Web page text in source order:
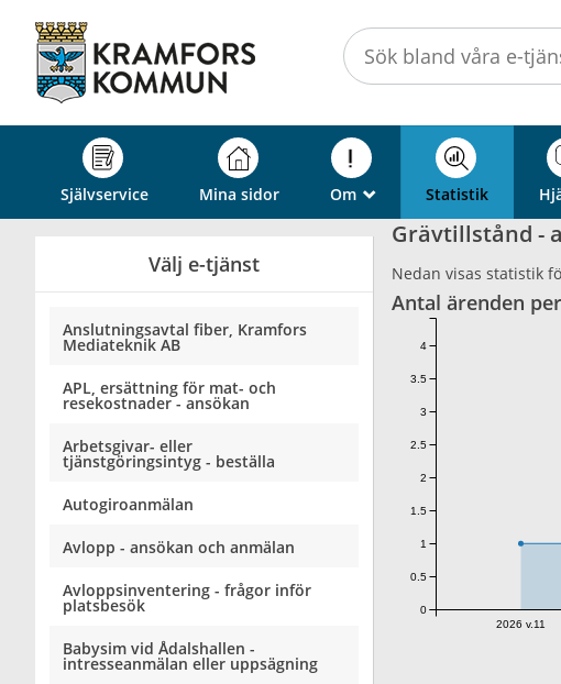
självservice
Kramfors
kommun
Självservice Mina sidor Om _ Statistik
Välj e-tjänst
Anslutningsavtal fiber, Kramfors
Mediateknik AB
APL, ersättning för mat- och
resekostnader - ansökan
Arbetsgivar- eller
tjänstgöringsintyg - beställa
Autogiroanmälan
Avlopp - ansökan och anmälan
Avloppsinventering - frågor inför
platsbesök
Babysim vid Ådalshallen -
intresseanmälan eller uppsägning
Grävtillstånd -
Nedan visas statistik
Antal ärenden
2026 v.11
0
0.5
1
1.5
2
2.5
3
3.5
4